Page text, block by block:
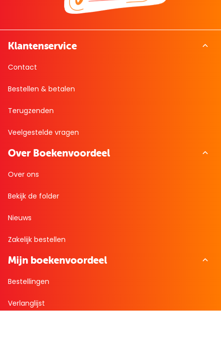
Klantenservice
Contact
Bestellen & betalen
Terugzenden
Veelgestelde vragen
Over Boekenvoordeel
Over ons
Bekijk de folder
Nieuws
Zakelijk bestellen
Mijn boekenvoordeel
Bestellingen
Verlanglijst